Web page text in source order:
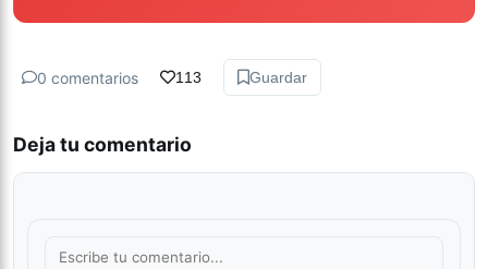
0 comentarios 113 Guardar
Deja tu comentario